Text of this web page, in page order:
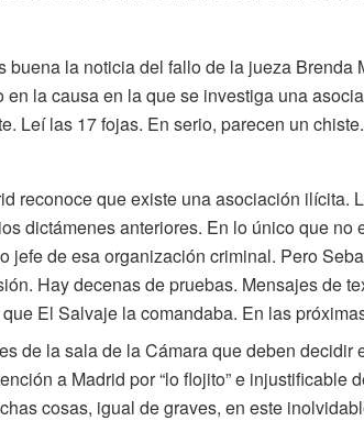
buena la noticia del fallo de la jueza
en la causa en la que se investiga una
Leí las 17 fojas. En serio, parecen un chiste.
reconoce que existe una asociación ilícita.
dictámenes anteriores. En lo único que
jefe de esa organización criminal. Pero
Hay decenas de pruebas. Mensajes de
El Salvaje la comandaba. En las
de la sala de la Cámara que deben decidir
a Madrid por “lo flojito” e injustificable
cosas, igual de graves, en este